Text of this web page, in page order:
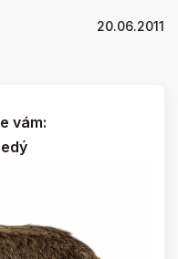
20.06.2011
vám: